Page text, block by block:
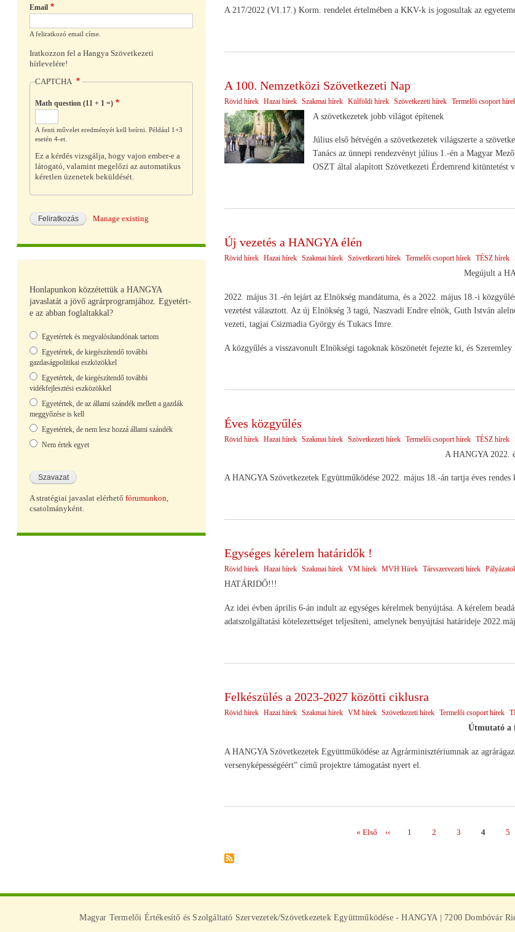
A 217/2022 (VI.17.) Korm. rendelet értelmében a KKV-k is jogosultak az
A 100. Nemzetközi Szövetkezeti Nap
Rövid hírek Hazai hírek Szakmai hírek Külföldi hírek Szövetkezeti hírek Termelői csoport
A szövetkezetek jobb világot építenek
Július első hétvégén a szövetkezetek világszerte a
Tanács az ünnepi rendezvényt július 1.-én a Magyar
OSZT által alapított Szövetkezeti Érdemrend kitüntetést
Új vezetés a HANGYA élén
Rövid hírek Hazai hírek Szakmai hírek Szövetkezeti hírek Termelői csoport hírek TÉSZ hírek
Megújult a
2022. május 31.-én lejárt az Elnökség mandátuma, és a 2022. május 18.-i
vezetést választott. Az új Elnökség 3 tagú, Naszvadi Endre elnök, Guth István
vezeti, tagjai Csizmadia György és Tukacs Imre.
A közgyűlés a visszavonult Elnökségi tagoknak köszönetét fejezte ki, és
Éves közgyűlés
Rövid hírek Hazai hírek Szakmai hírek Szövetkezeti hírek Termelői csoport hírek TÉSZ hírek
A HANGYA 2022.
A HANGYA Szövetkezetek Együttműködése 2022. május 18.-án tartja éves
Egységes kérelem határidők !
Rövid hírek Hazai hírek Szakmai hírek VM hírek MVH Hírek Társszervezeti hírek
HATÁRIDŐ!!!
Az idei évben április 6-án indult az egységes kérelmek benyújtása. A kérelem
adatszolgáltatási kötelezettséget teljesíteni, amelynek benyújtási határideje
Felkészülés a 2023-2027 közötti ciklusra
Rövid hírek Hazai hírek Szakmai hírek VM hírek Szövetkezeti hírek Termelői csoport hírek
Útmutató a
A HANGYA Szövetkezetek Együttműködése az Agrárminisztériumnak az
versenyképességéért” című projektre támogatást nyert el.
Első
« Első
Előző
‹‹ Page
1 Page
2 Page
3 Page
4 5
Email
A feliratkozó email címe.
Iratkozzon fel a Hangya Szövetkezeti
hírlevelére!
CAPTCHA
Math question (11 + 1 =)
A fenti művelet eredményét kell beírni. Például 1+3
esetén 4-et.
Ez a kérdés vizsgálja, hogy vajon ember-e a
látogató, valamint megelőzi az automatikus
kéretlen üzenetek beküldését.
Manage existing
Honlapunkon közzétettük a HANGYA
javaslatát a jövő agrárprogramjához. Egyetért-
e az abban foglaltakkal?
Választások
Egyetértek és megvalósítandónak tartom
Egyetértek, de kiegészítendő további
gazdaságpolitikai eszközökkel
Egyetértek, de kiegészítendő további
vidékfejlesztési eszközökkel
Egyetértek, de az állami szándék mellett a gazdák
meggyőzése is kell
Egyetértek, de nem lesz hozzá állami szándék
Nem értek egyet
A stratégiai javaslat elérhető fórumunkon
csatolmányként.
Magyar Termelői Értékesítő és Szolgáltató Szervezetek/Szövetkezetek Együttműködése - HANGYA | 7200 Dombóvár